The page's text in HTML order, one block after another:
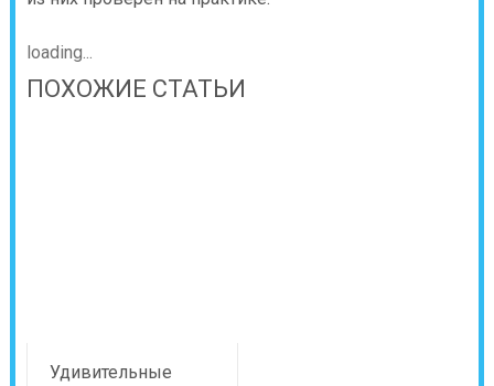
loading...
ПОХОЖИЕ СТАТЬИ
Удивительные